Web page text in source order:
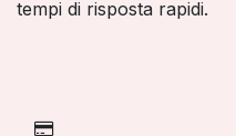
tempi di risposta rapidi.